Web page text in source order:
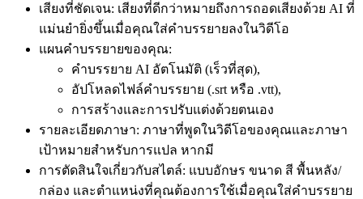
เสียงที่ชัดเจน: เสียงที่ดีกว่าหมายถึงการถอดเสียงด้วย AI ที่
แม่นยำยิ่งขึ้นเมื่อคุณใส่คำบรรยายลงในวิดีโอ
แผนคำบรรยายของคุณ:
คำบรรยาย AI อัตโนมัติ (เร็วที่สุด),
อัปโหลดไฟล์คำบรรยาย (.srt หรือ .vtt),
การสร้างและการปรับแต่งด้วยตนเอง
รายละเอียดภาษา: ภาษาที่พูดในวิดีโอของคุณและภาษา
เป้าหมายสำหรับการแปล หากมี
การตัดสินใจเกี่ยวกับสไตล์: แบบอักษร ขนาด สี พื้นหลัง/
กล่อง และตำแหน่งที่คุณต้องการใช้เมื่อคุณใส่คำบรรยาย